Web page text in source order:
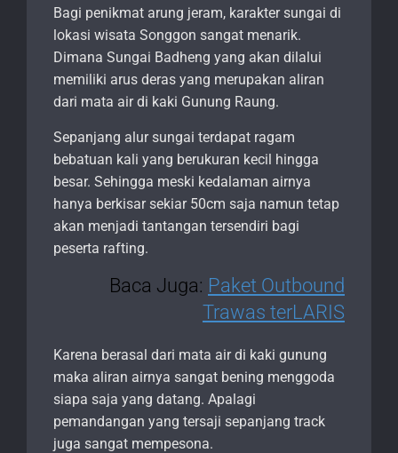
Bagi penikmat arung jeram, karakter sungai di
lokasi wisata Songgon sangat menarik.
Dimana Sungai Badheng yang akan dilalui
memiliki arus deras yang merupakan aliran
dari mata air di kaki Gunung Raung.
Sepanjang alur sungai terdapat ragam
bebatuan kali yang berukuran kecil hingga
besar. Sehingga meski kedalaman airnya
hanya berkisar sekiar 50cm saja namun tetap
akan menjadi tantangan tersendiri bagi
peserta rafting.
Baca Juga: Paket Outbound
Trawas terLARIS
Karena berasal dari mata air di kaki gunung
maka aliran airnya sangat bening menggoda
siapa saja yang datang. Apalagi
pemandangan yang tersaji sepanjang track
juga sangat mempesona.